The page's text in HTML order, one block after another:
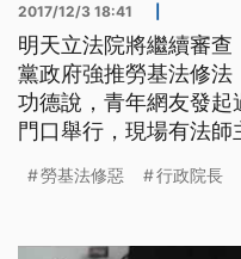
2017/12/3 18:41
明天立法院將繼續審
黨政府強推勞基法修
功德說，青年網友發
門口舉行，現場有法師
孝女白琴哭喊勞基法
動力表達不滿勞基法
勞基法修惡 行政院長